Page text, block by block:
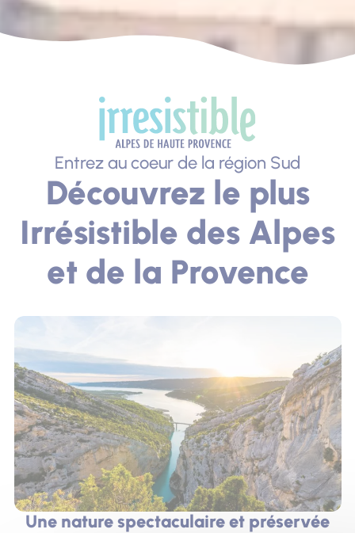
Entrez au coeur de la région Sud
Découvrez le plus
Irrésistible des Alpes
et de la Provence
Une nature spectaculaire et préservée